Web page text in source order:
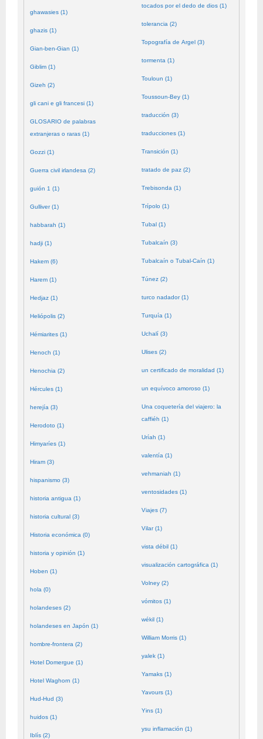
ghawasies (1)
ghazis (1)
Gian-ben-Gian (1)
Giblim (1)
Gizeh (2)
gli cani e gli francesi (1)
GLOSARIO de palabras
extranjeras o raras (1)
Gozzi (1)
Guerra civil irlandesa (2)
guión 1 (1)
Gulliver (1)
habbarah (1)
hadji (1)
Hakem (6)
Harem (1)
Hedjaz (1)
Heliópolis (2)
Hémiarites (1)
Henoch (1)
Henochia (2)
Hércules (1)
herejía (3)
Herodoto (1)
Himyaríes (1)
Hiram (3)
hispanismo (3)
historia antigua (1)
historia cultural (3)
Historia económica (0)
historia y opinión (1)
Hoben (1)
hola (0)
holandeses (2)
holandeses en Japón (1)
hombre-frontera (2)
Hotel Domergue (1)
Hotel Waghorn (1)
Hud-Hud (3)
huidos (1)
Iblís (2)
tocados por el dedo de dios (1)
tolerancia (2)
Topografía de Argel (3)
tormenta (1)
Touloun (1)
Toussoun-Bey (1)
traducción (3)
traducciones (1)
Transición (1)
tratado de paz (2)
Trebisonda (1)
Trípolo (1)
Tubal (1)
Tubalcaín (3)
Tubalcaín o Tubal-Caín (1)
Túnez (2)
turco nadador (1)
Turquía (1)
Uchalí (3)
Ulises (2)
un certificado de moralidad (1)
un equívoco amoroso (1)
Una coquetería del viajero: la
caffiéh (1)
Uríah (1)
valentía (1)
vehmaniah (1)
ventosidades (1)
Viajes (7)
Vilar (1)
vista débil (1)
visualización cartográfica (1)
Volney (2)
vómitos (1)
wékil (1)
William Morris (1)
yalek (1)
Yamaks (1)
Yavours (1)
Yins (1)
ysu inflamación (1)